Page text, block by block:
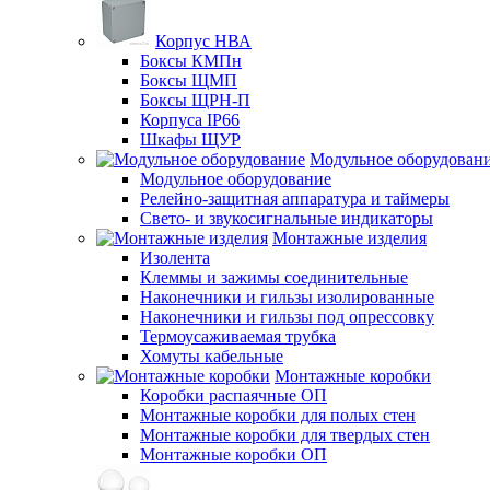
Корпус НВА
Боксы КМПн
Боксы ЩМП
Боксы ЩРН-П
Корпуса IP66
Шкафы ЩУР
Модульное
Модульное оборудование
Релейно-защитная аппаратура и таймеры
Свето- и звукосигнальные индикаторы
Монтажные изделия
Изолента
Клеммы и зажимы соединительные
Наконечники и гильзы изолированные
Наконечники и гильзы под опрессовку
Термоусаживаемая трубка
Хомуты кабельные
Монтажные коробки
Коробки распаячные ОП
Монтажные коробки для полых стен
Монтажные коробки для твердых стен
Монтажные коробки ОП